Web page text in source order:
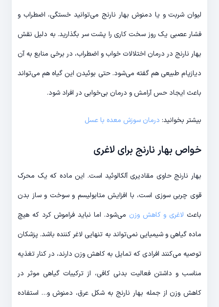
لیوان شربت و یا دمنوش بهار نارنج می‌توانید خستگی، اضطراب و
فشار عصبی یک روز سخت کاری را پشت سر بگذارید. به دلیل نقش
بهار نارنج در درمان اختلالات خواب و اضطراب، در برخی منابع به آن
دیازپام طبیعی هم گفته می‌شود. حتی بوئیدن این گیاه هم می‌تواند
باعث ایجاد حس آرامش و درمان بی‌خوابی در افراد شود.
بیشتر بخوانید: درمان سوزش معده با عسل
خواص بهار نارنج برای لاغری
بهار نارنج حاوی مقادیری آلکالوئید است. این ماده که یک محرک
قوی چربی سوزی است، با افزایش متابولیسم و سوخت و ساز بدن
باعث لاغری و کاهش وزن می‌شود. اما نباید فراموش کرد که هیچ
ماده گیاهی و شیمیایی نمی‌تواند به تنهایی لاغر کننده باشد. پزشکان
توصیه می‌کنند افرادی که تمایل به کاهش وزن دارند، در کنار تغذیه
مناسب و داشتن فعالیت بدنی کافی، از ترکیبات گیاهی موثر در
کاهش وزن از جمله بهار نارنج به شکل عرق، دمنوش و… استفاده